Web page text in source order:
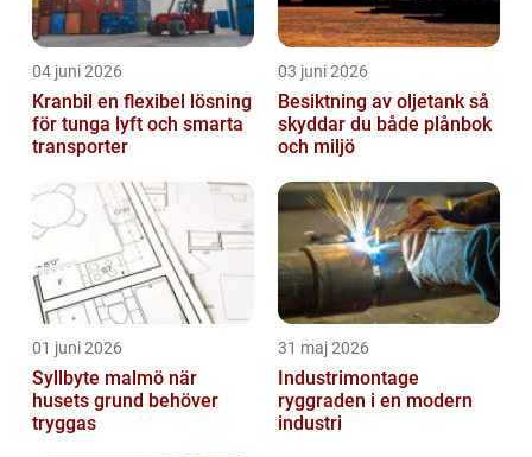
04 juni 2026
Kranbil en flexibel lösning
för tunga lyft och smarta
transporter
03 juni 2026
Besiktning av oljetank så
skyddar du både plånbok
och miljö
01 juni 2026
Syllbyte malmö när
husets grund behöver
tryggas
31 maj 2026
Industrimontage
ryggraden i en modern
industri